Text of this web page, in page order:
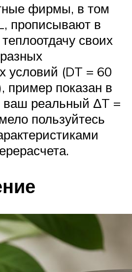
фирмы, в том
прописывают в
своих
условий (DT = 60
пример показан в
ваш реальный ΔT =
пользуйтесь